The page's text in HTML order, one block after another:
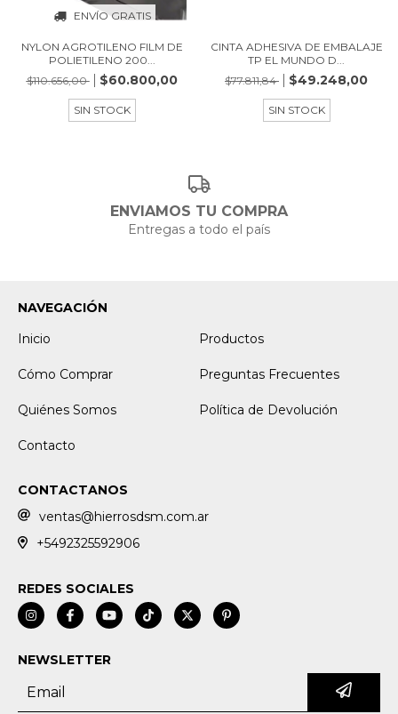
ENVÍO GRATIS
NYLON AGROTILENO FILM DE
POLIETILENO 200...
$110.656,00
$60.800,00
SIN STOCK
CINTA ADHESIVA DE EMBALAJE
TP EL MUNDO D...
$77.811,84
$49.248,00
SIN STOCK
ENVIAMOS TU COMPRA
Entregas a todo el país
NAVEGACIÓN
Inicio
Productos
Cómo Comprar Preguntas Frecuentes
Quiénes Somos Política de Devolución
Contacto
CONTACTANOS
ventas@hierrosdsm.com.ar
+5492325592906
REDES SOCIALES
NEWSLETTER